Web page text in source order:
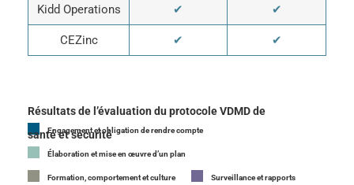
Kidd Operations ✔ ✔
CEZinc ✔ ✔
Résultats de l’évaluation du protocole VDMD de
santé et sécurité
Engagement et obligation de rendre compte
Élaboration et mise en œuvre d’un plan
Formation, comportement et culture Surveillance et rapports